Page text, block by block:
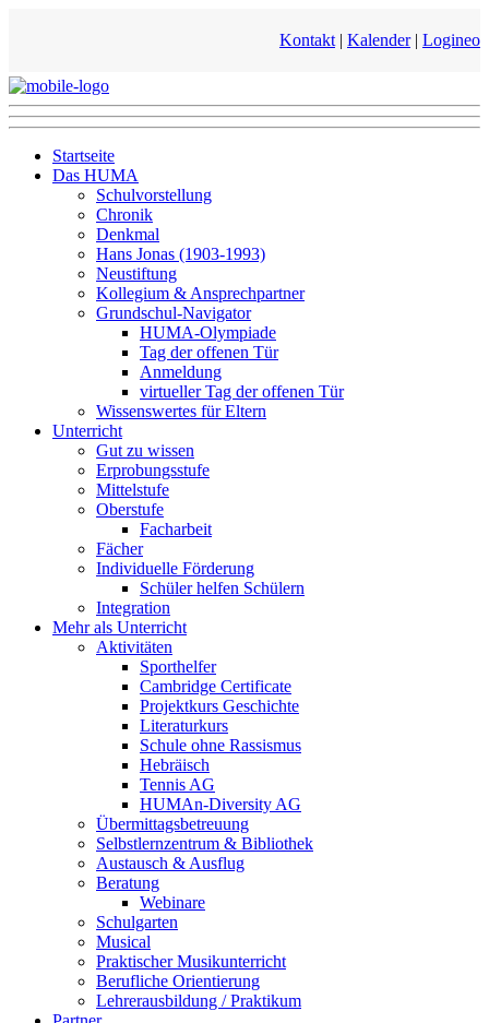
Kontakt | Kalender| Logineo
Startseite
Das HUMA
Schulvorstellung
Chronik
Denkmal
Hans Jonas (1903-1993)
Neustiftung
Kollegium & Ansprechpartner
Grundschul-Navigator
HUMA-Olympiade
Tag der offenen Tür
Anmeldung
virtueller Tag der offenen Tür
Wissenswertes für Eltern
Unterricht
Gut zu wissen
Erprobungsstufe
Mittelstufe
Oberstufe
Facharbeit
Fächer
Individuelle Förderung
Schüler helfen Schülern
Integration
Mehr als Unterricht
Aktivitäten
Sporthelfer
Cambridge Certificate
Projektkurs Geschichte
Literaturkurs
Schule ohne Rassismus
Hebräisch
Tennis AG
HUMAn-Diversity AG
Übermittagsbetreuung
Selbstlernzentrum & Bibliothek
Austausch & Ausflug
Beratung
Webinare
Schulgarten
Musical
Praktischer Musikunterricht
Berufliche Orientierung
Lehrerausbildung / Praktikum